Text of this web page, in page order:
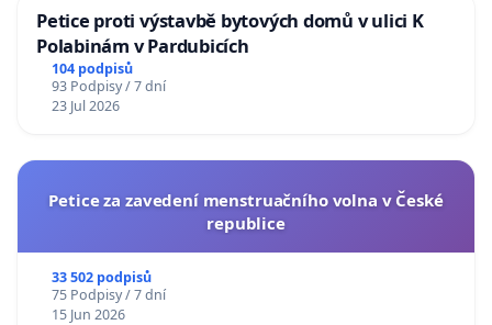
Petice proti výstavbě bytových domů v ulici K
Polabinám v Pardubicích
104 podpisů
93 Podpisy / 7 dní
23 Jul 2026
Petice za zavedení menstruačního volna v České
republice
33 502 podpisů
75 Podpisy / 7 dní
15 Jun 2026